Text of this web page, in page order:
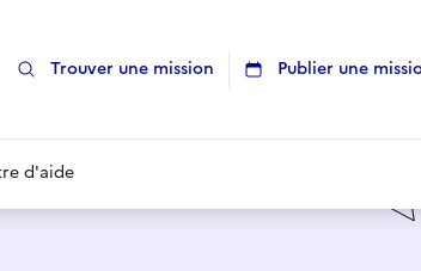
Trouver une mission Publier une
d'aide